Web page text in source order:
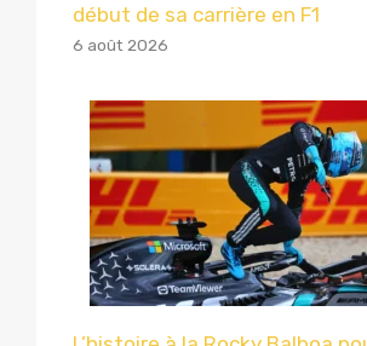
début de sa carrière en F1
6 août 2026